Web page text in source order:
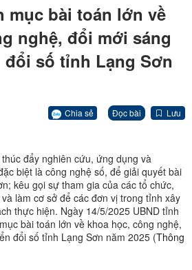
mục bài toán lớn về
nghệ, đổi mới sáng
đổi số tỉnh Lạng Sơn
Chia sẻ Đọc bài Lưu
đẩy nghiên cứu, ứng dụng và
biệt là công nghệ số, để giải quyết bài
kêu gọi sự tham gia của các tổ chức,
làm cơ sở để các đơn vị trong tỉnh xây
thực hiện. Ngày 14/5/2025 UBND tỉnh
bài toán lớn về khoa học, công nghệ,
đổi số tỉnh Lạng Sơn năm 2025 (Thông